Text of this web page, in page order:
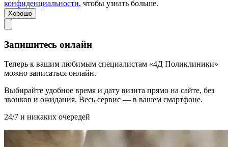
конфиденциальности, чтобы узнать больше.
Хорошо
Запишитесь онлайн
Теперь к вашим любимым специалистам «4Д Поликлиники»
можно записаться онлайн.
Выбирайте удобное время и дату визита прямо на сайте, без
звонков и ожидания. Весь сервис — в вашем смартфоне.
24/7 и никаких очередей